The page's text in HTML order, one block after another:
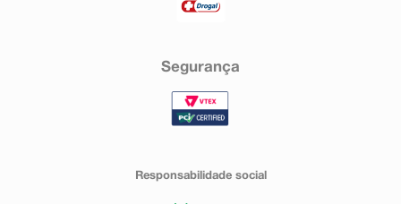
Segurança
Responsabilidade social